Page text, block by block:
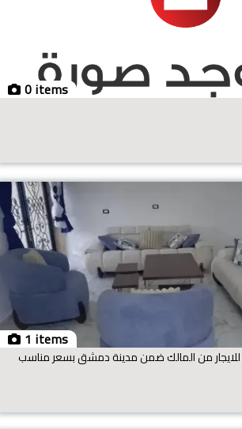
0 items
1 items
من المالك ضمن مدينة دمشق بسعر مناسب